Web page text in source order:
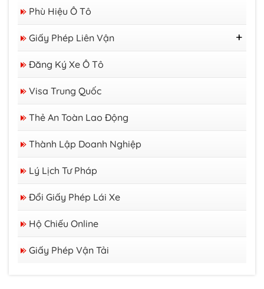
Giấy Phép Lao Động
Phù Hiệu Ô Tô
Giấy Phép Liên Vận
GP Liên Vận Việt - Campuchia
Đăng Ký Xe Ô Tô
Visa Trung Quốc
Thẻ An Toàn Lao Động
Thành Lập Doanh Nghiệp
Lý Lịch Tư Pháp
Đổi Giấy Phép Lái Xe
Hộ Chiếu Online
Giấy Phép Vận Tải